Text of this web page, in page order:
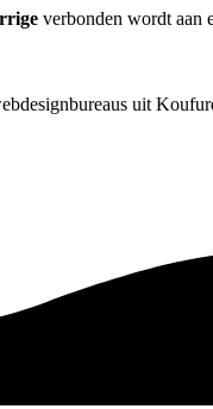
verbonden wordt aan
uit